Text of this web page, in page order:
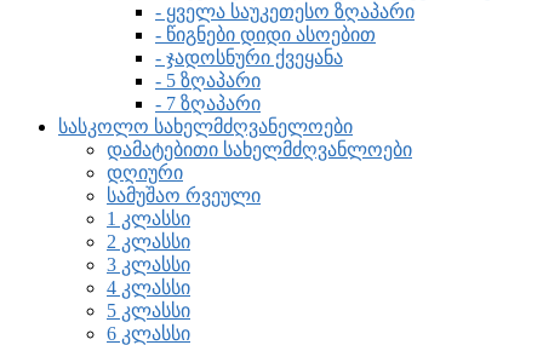
- ყველა საუკეთესო ზღაპარი
- წიგნები დიდი ასოებით
- ჯადოსნური ქვეყანა
- 5 ზღაპარი
- 7 ზღაპარი
სასკოლო სახელმძღვანელოები
დამატებითი სახელმძღვანლოები
დღიური
სამუშაო რვეული
1 კლასსი
2 კლასსი
3 კლასსი
4 კლასსი
5 კლასსი
6 კლასსი